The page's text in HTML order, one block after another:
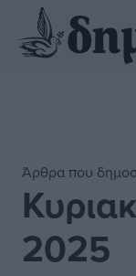
Άρθρα που
2025